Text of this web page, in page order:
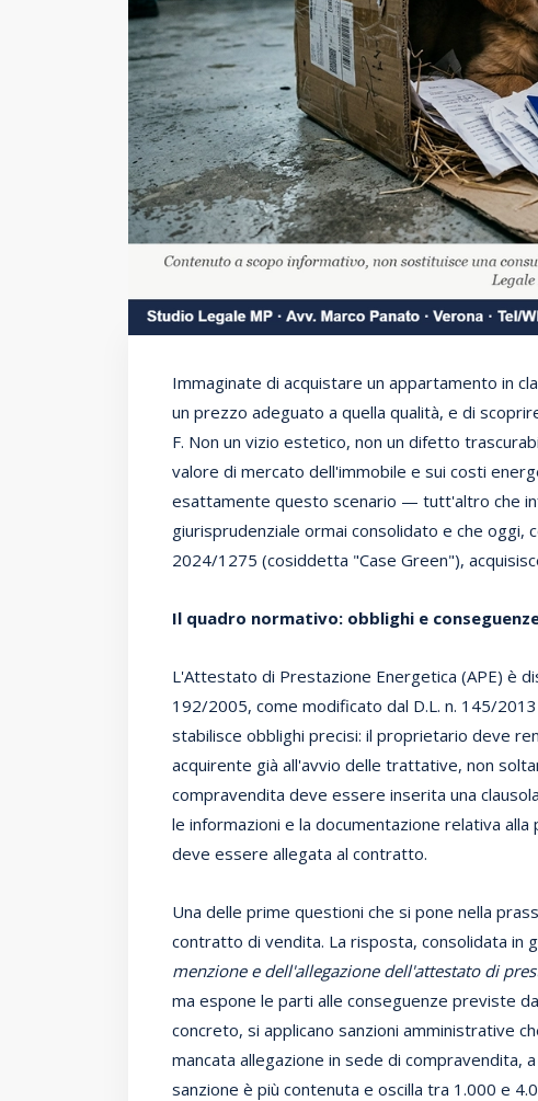
Immaginate di acquistare un appartamento in
un prezzo adeguato a quella qualità, e di
F. Non un vizio estetico, non un difetto
valore di mercato dell'immobile e sui costi
esattamente questo scenario — tutt'altro che
giurisprudenziale ormai consolidato e che
2024/1275 (cosiddetta "Case Green"),
Il quadro normativo: obblighi e
L'Attestato di Prestazione Energetica (APE) è
192/2005, come modificato dal D.L. n. 145/
stabilisce obblighi precisi: il proprietario deve
acquirente già all'avvio delle trattative, non
compravendita deve essere inserita una
le informazioni e la documentazione relativa
deve essere allegata al contratto.
Una delle prime questioni che si pone nella
contratto di vendita. La risposta, consolidata in
menzione e dell'allegazione dell'attestato di
ma espone le parti alle conseguenze previste
concreto, si applicano sanzioni amministrative
mancata allegazione in sede di compravendita,
sanzione è più contenuta e oscilla tra 1.000 e